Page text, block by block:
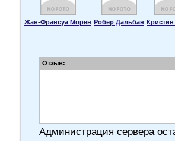
Жан-Франсуа Морен Робер Дальбан
Отзыв:
Администрация сервера